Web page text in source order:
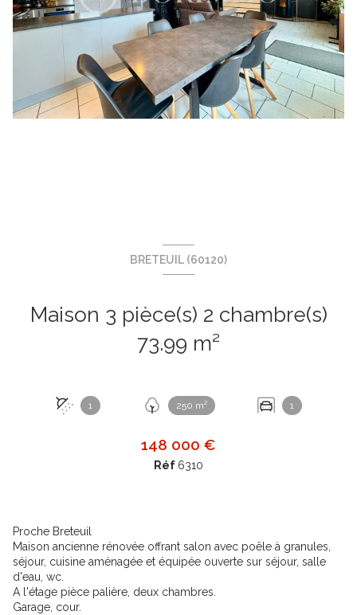
BRETEUIL (60120)
Maison 3 pièce(s) 2 chambre(s)
73.99 m²
1 250 m² 1
148 000 €
Réf 6310
Proche Breteuil
Maison ancienne rénovée offrant salon avec poêle à granules,
séjour, cuisine aménagée et équipée ouverte sur séjour, salle
d'eau, wc.
A l'étage pièce palière, deux chambres.
Garage, cour.